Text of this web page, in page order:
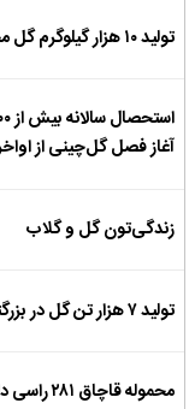
تولید ۱۰ هزار گیلوگرم گل محمدی در بیضا
آغاز فصل گل‌چینی از
زندگی‌تون گل و گلاب
تولید ۷ هزار تن گل در بزرگترین دشت گل محمدی جهان
محموله قاچاق ۲۸۱ راسی دام در شهرستان بیضا توقیف شد